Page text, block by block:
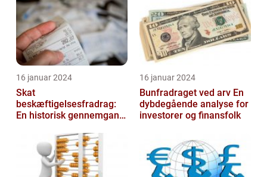
16 januar 2024
Skat
beskæftigelsesfradrag:
En historisk gennemgang
skattefritagelsesprogram
for inves...
16 januar 2024
Bunfradraget ved arv En
dybdegående analyse for
investorer og finansfolk